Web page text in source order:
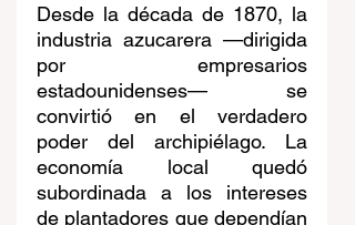
Desde la década de 1870, la
industria azucarera —dirigida
por empresarios
estadounidenses— se
convirtió en el verdadero
poder del archipiélago. La
economía local quedó
subordinada a los intereses
de plantadores que dependían